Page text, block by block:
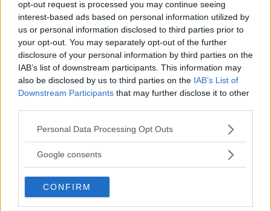
opt-out request is processed you may continue seeing
interest-based ads based on personal information utilized by
us or personal information disclosed to third parties prior to
your opt-out. You may separately opt-out of the further
disclosure of your personal information by third parties on the
IAB’s list of downstream participants. This information may
also be disclosed by us to third parties on the IAB’s List of
Downstream Participants that may further disclose it to other
Please note that this website/app uses one or more Google
not limited to your visit or usage behaviour. You may click to
use your data for below specified purposes in below Google
consent section.
Personal Data Processing Opt Outs
Google consents
CONFIRM
Perché la Poke hawaiana è
diventata tanto popolare anche
in Italia
Fresco, sfizioso e sano: ecco perché il poke, specialità